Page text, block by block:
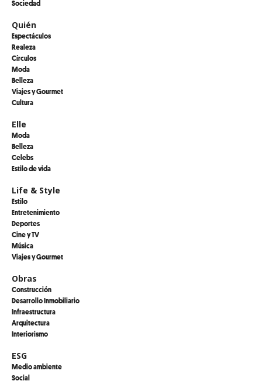
Sociedad
Quién
Espectáculos
Realeza
Círculos
Moda
Belleza
Viajes y Gourmet
Cultura
Elle
Moda
Belleza
Celebs
Estilo de vida
Life & Style
Estilo
Entretenimiento
Deportes
Cine y TV
Música
Viajes y Gourmet
Obras
Construcción
Desarrollo Inmobiliario
Infraestructura
Arquitectura
Interiorismo
ESG
Medio ambiente
Social